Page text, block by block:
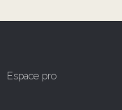
Espace pro